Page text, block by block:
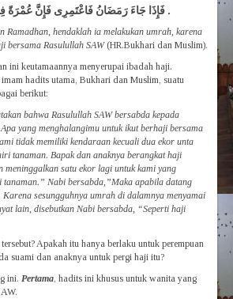
فَإِذَا جَاءَ رَمَضَانُ فَاعْتَمِرِى فَإِنَّ عُمْرَةً فِيهِ تَعْدِلُ حَجَّةً .
Ramadhan, hendaklah ia melakukan umrah, karena
bersama Rasulullah SAW(HR.Bukhari dan Muslim).
ini keutamaannya menyerupai ibadah haji.
hadits utama, Bukhari dan Muslim, suatu
berikut:
bahwa Rasulullah SAW bersabda kepada
yang menghalangimu untuk ikut berhaji bersama
tidak memiliki kendaraan kecuali dua ekor unta
tanaman. Bapak dan anaknya berangkat haji
meninggalkan satu ekor lagi untuk kami yang
tanaman.” Nabi bersabda,”Maka apabila datang
sesungguhnya umrah di dalamnya menyamai
lain, disebutkan Nabi bersabda, “Seperti haji
Apakah itu hanya berlaku untuk perempuan
suami dan anaknya untuk pergi haji itu?
ini. Pertama, hadits ini khusus untuk wanita yang